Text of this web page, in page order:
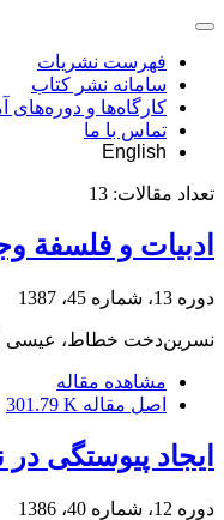
فهرست نشریات
سامانه نشر کتاب
کارگاه‌ها و
تماس با ما
English
تعداد مقالات: 13
ادبیات و فلسفة
دوره 13، شماره 45، 1387
نسرین‌دخت خطاط، عیسی
مشاهده مقاله
اصل مقاله 301.79 K
ایجاد پیوستگی
دوره 12، شماره 40، 1386